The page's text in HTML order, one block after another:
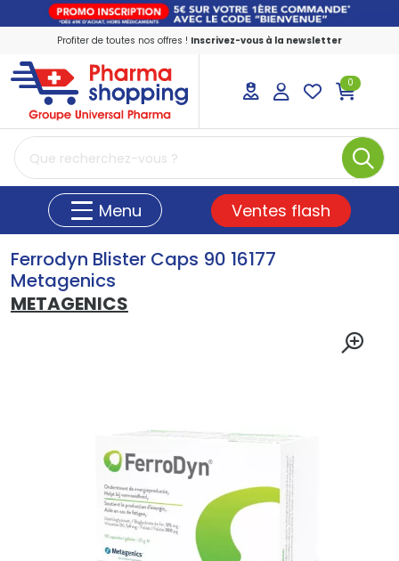
Profiter de toutes nos offres ! Inscrivez-vous à la newsletter
PharmaShopping Votre pharmacie en
0
Menu Ventes flash
Ferrodyn Blister Caps 90 16177
Metagenics
METAGENICS